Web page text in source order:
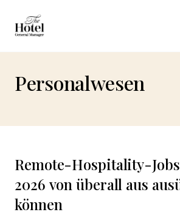
Personalwesen
Remote-Hospitality-
2026 von überall aus
können